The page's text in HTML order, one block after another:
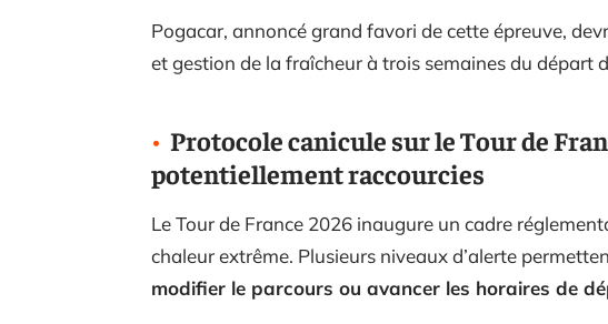
Pogacar, annoncé grand favori de cette épreuve,
et gestion de la fraîcheur à trois semaines du départ
Protocole canicule sur le Tour de
potentiellement raccourcies
Le Tour de France 2026 inaugure un cadre
chaleur extrême. Plusieurs niveaux d’alerte
modifier le parcours ou avancer les horaires de